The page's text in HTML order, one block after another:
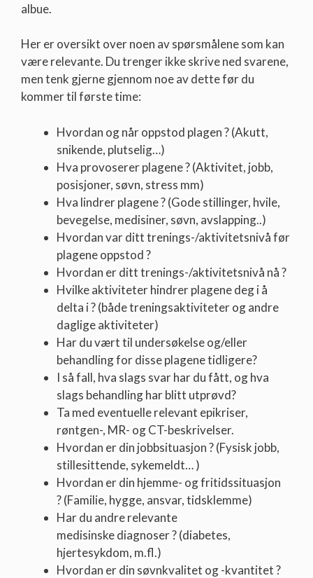
albue.
Her er oversikt over noen av spørsmålene som kan
være relevante. Du trenger ikke skrive ned svarene,
men tenk gjerne gjennom noe av dette før du
kommer til første time:
Hvordan og når oppstod plagen ? (Akutt,
snikende, plutselig…)
Hva provoserer plagene ? (Aktivitet, jobb,
posisjoner, søvn, stress mm)
Hva lindrer plagene ? (Gode stillinger, hvile,
bevegelse, medisiner, søvn, avslapping..)
Hvordan var ditt trenings-/aktivitetsnivå før
plagene oppstod ?
Hvordan er ditt trenings-/aktivitetsnivå nå ?
Hvilke aktiviteter hindrer plagene deg i å
delta i ? (både treningsaktiviteter og andre
daglige aktiviteter)
Har du vært til undersøkelse og/eller
behandling for disse plagene tidligere?
I så fall, hva slags svar har du fått, og hva
slags behandling har blitt utprøvd?
Ta med eventuelle relevant epikriser,
røntgen-, MR- og CT-beskrivelser.
Hvordan er din jobbsituasjon ? (Fysisk jobb,
stillesittende, sykemeldt… )
Hvordan er din hjemme- og fritidssituasjon
? (Familie, hygge, ansvar, tidsklemme)
Har du andre relevante
medisinske diagnoser ? (diabetes,
hjertesykdom, m.fl.)
Hvordan er din søvnkvalitet og -kvantitet ?